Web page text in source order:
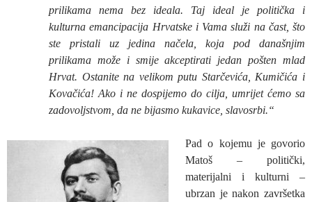
prilikama nema bez ideala. Taj ideal je politička i
kulturna emancipacija Hrvatske i Vama služi na čast, što
ste pristali uz jedina načela, koja pod današnjim
prilikama može i smije akceptirati jedan pošten mlad
Hrvat. Ostanite na velikom putu Starčevića, Kumičića i
Kovačića! Ako i ne dospijemo do cilja, umrijet ćemo sa
zadovoljstvom, da ne bijasmo kukavice, slavosrbi.“
Pad o kojemu je govorio
Matoš – politički,
materijalni i kulturni –
ubrzan je nakon završetka